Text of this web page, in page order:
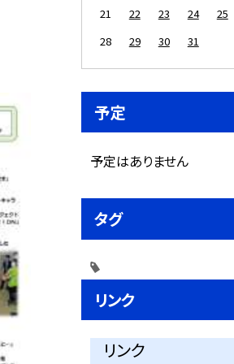
21 22 23 24 25
28
29 30 31
予定
予定はありません
タグ
リンク
リンク